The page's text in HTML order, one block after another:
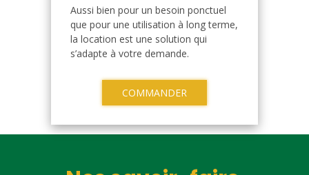
Aussi bien pour un besoin ponctuel
que pour une utilisation à long terme,
la location est une solution qui
s’adapte à votre demande.
COMMANDER